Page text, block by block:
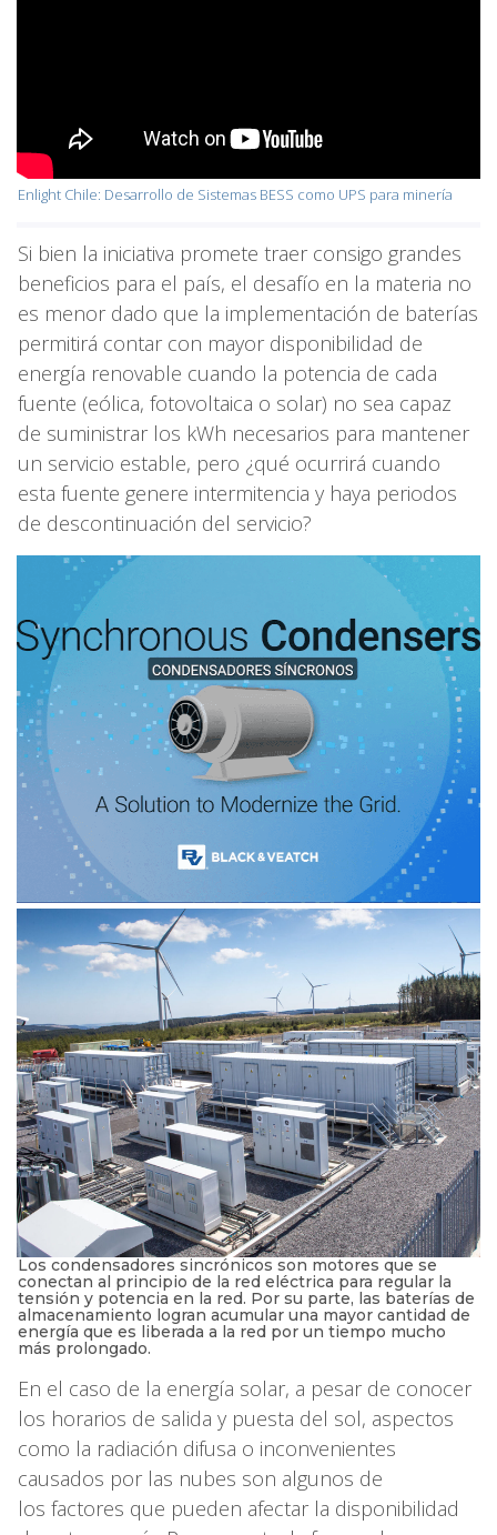
Enlight Chile: Desarrollo de Sistemas BESS como UPS para minería
Si bien la iniciativa promete traer consigo grandes
beneficios para el país, el desafío en la materia no
es menor dado que la implementación de baterías
permitirá contar con mayor disponibilidad de
energía renovable cuando la potencia de cada
fuente (eólica, fotovoltaica o solar) no sea capaz
de suministrar los kWh necesarios para mantener
un servicio estable, pero ¿qué ocurrirá cuando
esta fuente genere intermitencia y haya periodos
de descontinuación del servicio?
Los condensadores sincrónicos son motores que se
conectan al principio de la red eléctrica para regular la
tensión y potencia en la red. Por su parte, las baterías de
almacenamiento logran acumular una mayor cantidad de
energía que es liberada a la red por un tiempo mucho
más prolongado.
En el caso de la energía solar, a pesar de conocer
los horarios de salida y puesta del sol, aspectos
como la radiación difusa o inconvenientes
causados por las nubes son algunos de
los factores que pueden afectar la disponibilidad